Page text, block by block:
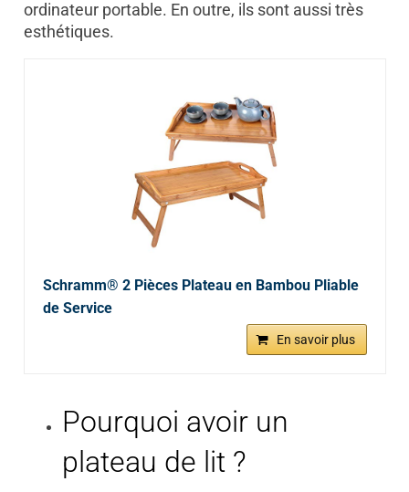
ordinateur portable. En outre, ils sont aussi très
esthétiques.
Schramm® 2 Pièces Plateau en Bambou Pliable
de Service
En savoir plus
Pourquoi avoir un
plateau de lit ?